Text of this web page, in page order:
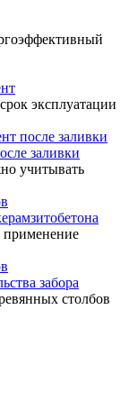
эксплуатации
заливки
учитывать
применение
забора
столбов